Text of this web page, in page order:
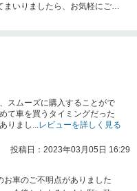
いりましたら、お気軽にご相
スムーズに購入することがで
て車を買うタイミングだった
りまし... レビューを詳しく見る
投稿日：2023年03月05日 16:29
お車のご不明点がありました